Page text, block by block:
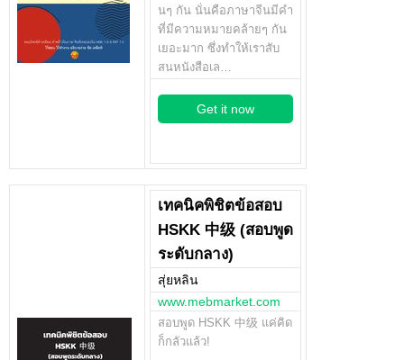
นๆ กัน นั่นคือภาษาจีนมีคำ
ที่มีความหมายคล้ายๆ กัน
เยอะมาก ซึ่งทำให้เราสับ
สนหนังสือเล…
Get it now
เทคนิคพิชิตข้อสอบ
HSKK 中级 (สอบพูด
ระดับกลาง)
สุ่ยหลิน
www.mebmarket.com
สอบพูด HSKK 中级 แค่คิด
ก็กลัวแล้ว!